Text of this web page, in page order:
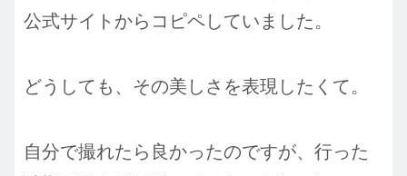
公式サイトからコピペしていました。
どうしても、その美しさを表現したくて。
自分で撮れたら良かったのですが、行った